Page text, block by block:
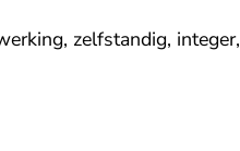
zelfstandig, integer,